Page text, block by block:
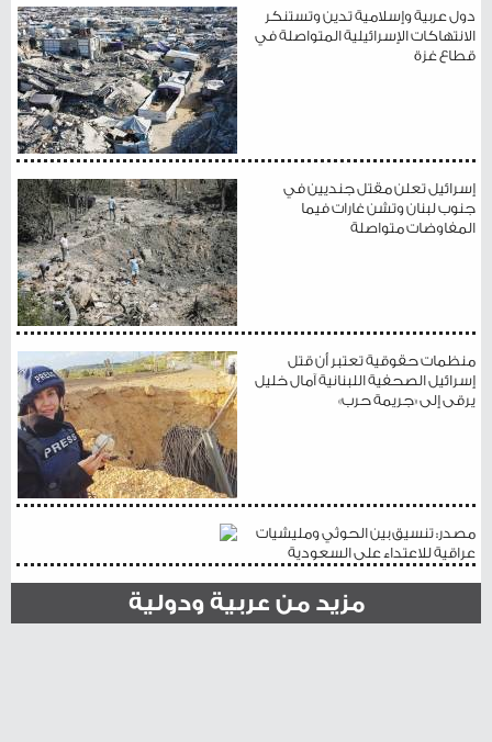
دول عربية وإسلامية تدين وتستنكر
الانتهاكات الإسرائيلية المتواصلة في
قطاع غزة
إسرائيل تعلن مقتل جنديين في
جنوب لبنان وتشن غارات فيما
المفاوضات متواصلة
منظمات حقوقية تعتبر أن قتل
إسرائيل الصحفية اللبنانية آمال خليل
يرقى إلى «جريمة حرب»
مصدر: تنسيق بين الحوثي ومليشيات
عراقية للاعتداء على السعودية
مزيد من عربية ودولية